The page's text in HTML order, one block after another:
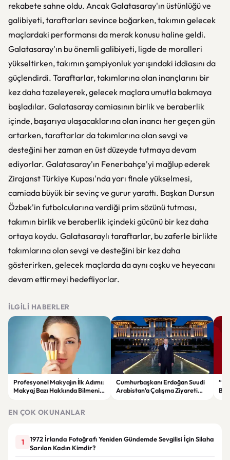
rekabete sahne oldu. Ancak Galatasaray'ın üstünlüğü ve
galibiyeti, taraftarları sevince boğarken, takımın gelecek
maçlardaki performansı da merak konusu haline geldi.
Galatasaray'ın bu önemli galibiyeti, ligde de moralleri
yükseltirken, takımın şampiyonluk yarışındaki iddiasını da
güçlendirdi. Taraftarlar, takımlarına olan inançlarını bir
kez daha tazeleyerek, gelecek maçlara umutla bakmaya
başladılar. Galatasaray camiasının birlik ve beraberlik
içinde, başarıya ulaşacaklarına olan inancı her geçen gün
artarken, taraftarlar da takımlarına olan sevgi ve
desteğini her zaman en üst düzeyde tutmaya devam
ediyorlar. Galatasaray'ın Fenerbahçe'yi mağlup ederek
Zirajanst Türkiye Kupası'nda yarı finale yükselmesi,
camiada büyük bir sevinç ve gurur yarattı. Başkan Dursun
Özbek'in futbolcularına verdiği prim sözünü tutması,
takımın birlik ve beraberlik içindeki gücünü bir kez daha
ortaya koydu. Galatasaraylı taraftarlar, bu zaferle birlikte
takımlarına olan sevgi ve desteğini bir kez daha
gösterirken, gelecek maçlarda da aynı coşku ve heyecanı
devam ettirmeyi hedefliyorlar.
İLGILI HABERLER
Profesyonel Makyajın İlk Adımı:
Makyaj Bazı Hakkında Bilmeniz
Cumhurbaşkanı Erdoğan Suudi
Arabistan’a Çalışma Ziyareti
EN ÇOK OKUNANLAR
1
1972 İrlanda Fotoğrafı Yeniden Gündemde Sevgilisi İçin Silaha
Sarılan Kadın Kimdir?